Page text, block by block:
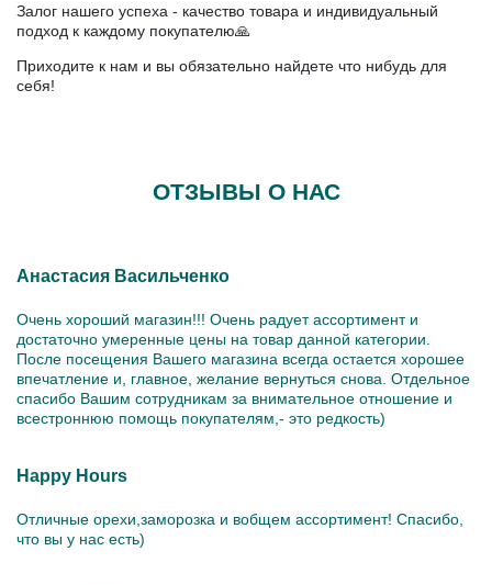
Залог нашего успеха - качество товара и индивидуальный
подход к каждому покупателю🙏
Приходите к нам и вы обязательно найдете что нибудь для
себя!
ОТЗЫВЫ О НАС
Анастасия Васильченко
Очень хороший магазин!!! Очень радует ассортимент и
достаточно умеренные цены на товар данной категории.
После посещения Вашего магазина всегда остается хорошее
впечатление и, главное, желание вернуться снова. Отдельное
спасибо Вашим сотрудникам за внимательное отношение и
всестроннюю помощь покупателям,- это редкость)
Happy Hours
Отличные орехи,заморозка и вобщем ассортимент! Спасибо,
что вы у нас есть)